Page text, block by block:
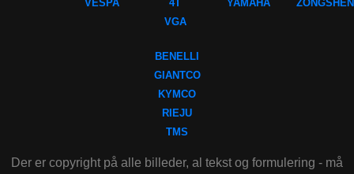
VESPA
4T
VGA
YAMAHA ZONGSHEN
BENELLI
GIANTCO
KYMCO
RIEJU
TMS
Der er copyright på alle billeder, al tekst og formulering - må